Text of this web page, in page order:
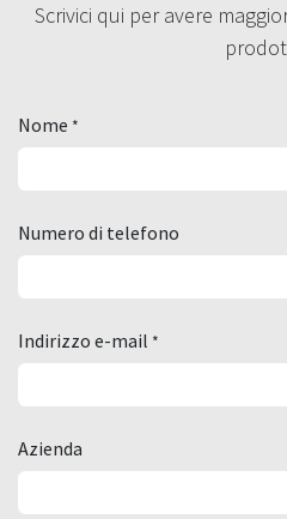
Scrivici qui per avere
Nome *
Numero di telefono
Indirizzo e-mail *
Azienda